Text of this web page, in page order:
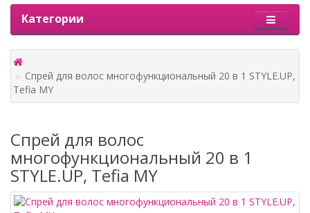
Категории
Спрей для волос многофункциональный 20 в 1 STYLE.UP,
Tefia MY
Спрей для волос
многофункциональный 20 в 1
STYLE.UP, Tefia MY